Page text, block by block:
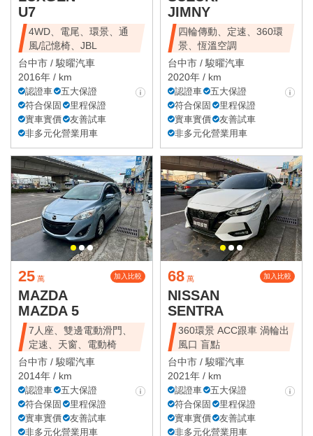
U7
4WD、電尾、環景、通
風/記憶椅、JBL
台中市 / 駿曜汽車
2016年 / km
認證車
五大保證
符合保固
里程保證
實車實價
友善試車
非多元化營業用車
JIMNY
四輪傳動、定速、360環
景、恆溫空調
台中市 / 駿曜汽車
2020年 / km
認證車
五大保證
符合保固
里程保證
實車實價
友善試車
非多元化營業用車
25 萬 加入比較
MAZDA
MAZDA 5
7人座、雙邊電動滑門、
定速、天窗、電動椅
台中市 / 駿曜汽車
2014年 / km
認證車
五大保證
符合保固
里程保證
實車實價
友善試車
非多元化營業用車
68 萬 加入比較
NISSAN
SENTRA
360環景 ACC跟車 渦輪出
風口 盲點
台中市 / 駿曜汽車
2021年 / km
認證車
五大保證
符合保固
里程保證
實車實價
友善試車
非多元化營業用車